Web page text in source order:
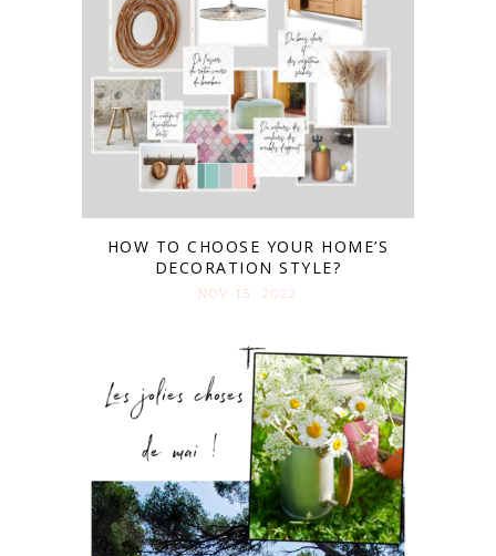
HOW TO CHOOSE YOUR HOME’S
DECORATION STYLE?
NOV 15. 2022